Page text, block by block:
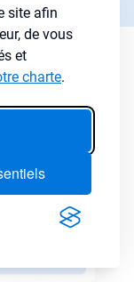
site afin
de vous
et
charte.